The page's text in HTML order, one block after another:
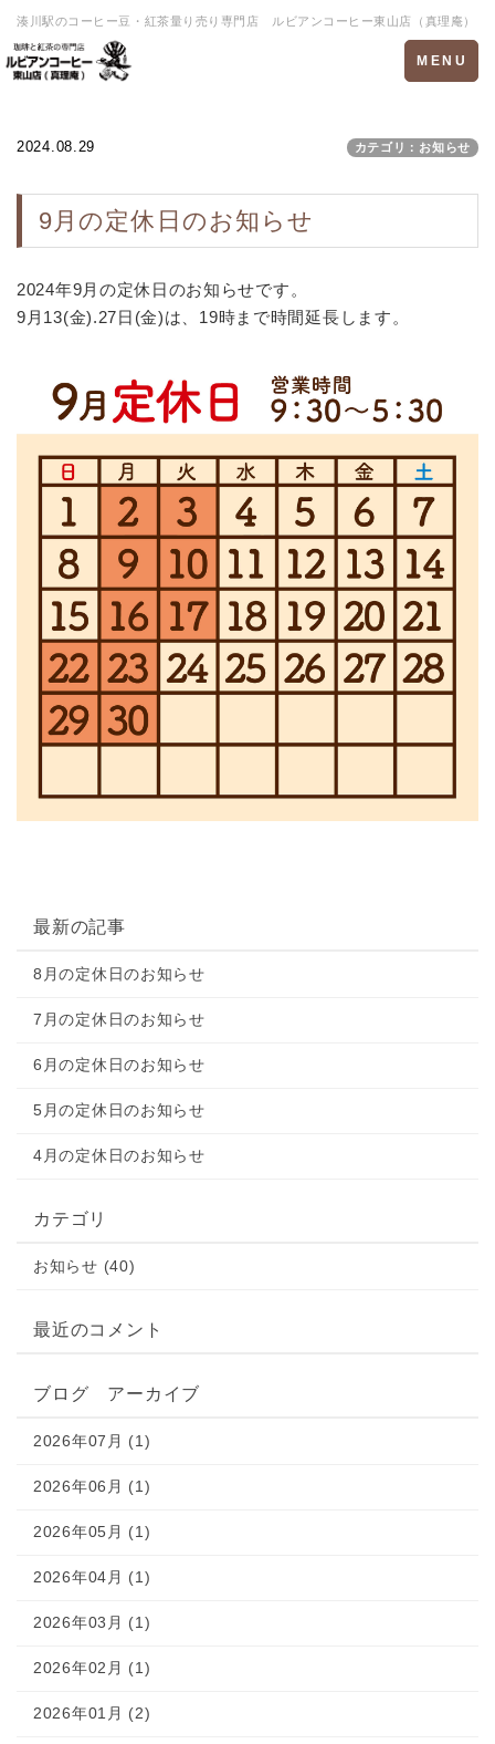
湊川駅のコーヒー豆・紅茶量り売り専門店 ルビアンコーヒー東山店（真理庵）
Toggle
navigation
MENU
2024.08.29 カテゴリ：お知らせ
9月の定休日のお知らせ
2024年9月の定休日のお知らせです。
9月13(金).27日(金)は、19時まで時間延長します。
最新の記事
8月の定休日のお知らせ
7月の定休日のお知らせ
6月の定休日のお知らせ
5月の定休日のお知らせ
4月の定休日のお知らせ
カテゴリ
お知らせ (40)
最近のコメント
ブログ アーカイブ
2026年07月 (1)
2026年06月 (1)
2026年05月 (1)
2026年04月 (1)
2026年03月 (1)
2026年02月 (1)
2026年01月 (2)